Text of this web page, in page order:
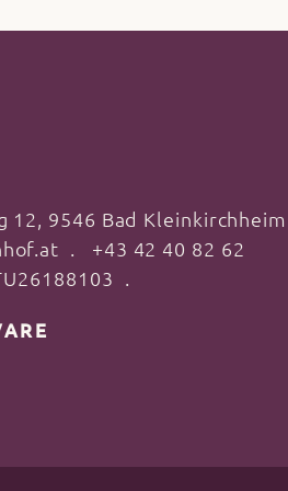
12, 9546 Bad Kleinkirchheim
+43 42 40 82 62